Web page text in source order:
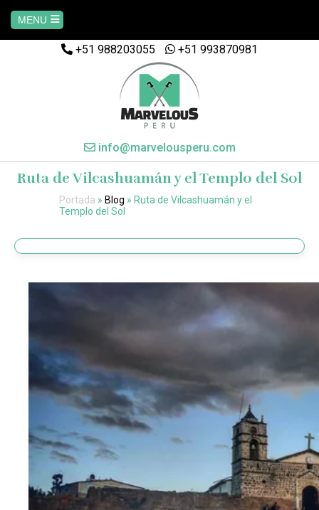
MENU
Home
MACHUPICCHU
MANU
Blog
Contactanos
+51 988203055 +51 993870981
info@marvelousperu.com
Ruta de Vilcashuamán y el Templo del Sol
Portada » Blog » Ruta de Vilcashuamán y el
Templo del Sol